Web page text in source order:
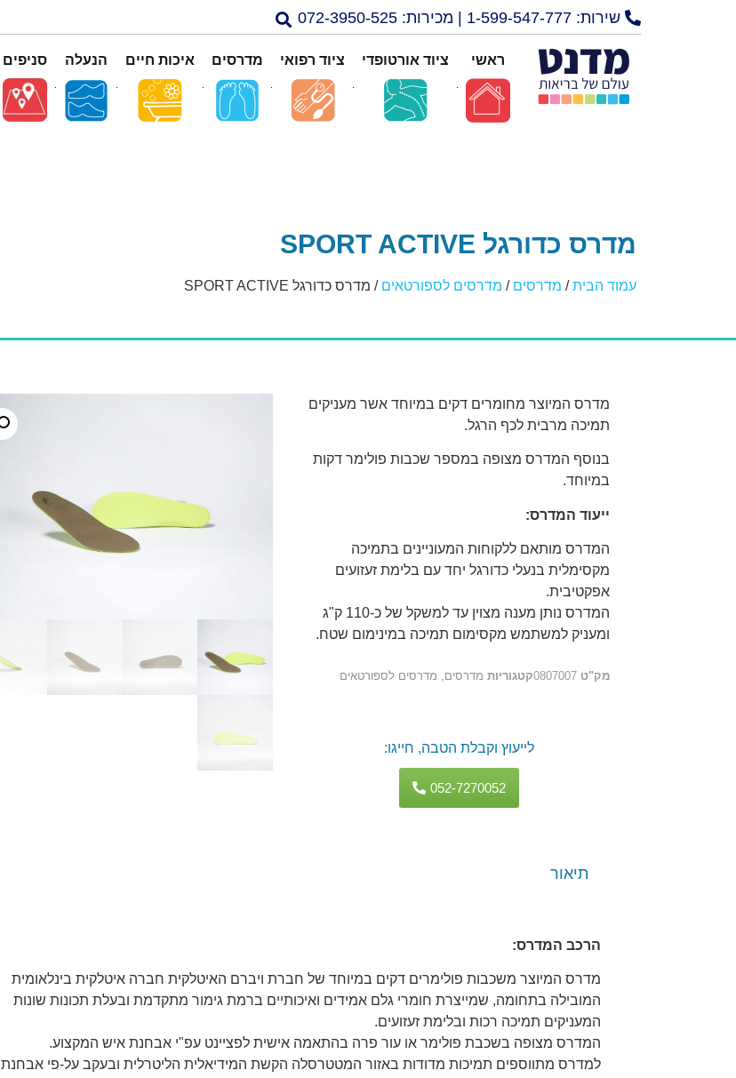
שירות: 1-599-547-777 | מכירות: 072-3950-525
ראשי ציוד אורטופדי ציוד רפואי מדרסים איכות חיים הנעלה סניפים
מדרס כדורגל SPORT ACTIVE
עמוד הבית/ מדרסים / מדרסים לספורטאים / מדרס כדורגל SPORT ACTIVE
מדרס המיוצר מחומרים דקים במיוחד אשר מעניקים
תמיכה מרבית לכף הרגל.
בנוסף המדרס מצופה במספר שכבות פולימר דקות
במיוחד.
ייעוד המדרס:
המדרס מותאם ללקוחות המעוניינים בתמיכה
מקסימלית בנעלי כדורגל יחד עם בלימת זעזועים
אפקטיבית.
המדרס נותן מענה מצוין עד למשקל של כ-110 ק"ג
ומעניק למשתמש מקסימום תמיכה במינימום שטח.
מק"ט 0807007קטגוריות מדרסים מדרסים לספורטאים
לייעוץ וקבלת הטבה, חייגו:
052-7270052
תיאור
הרכב המדרס:
מדרס המיוצר משכבות פולימרים דקים במיוחד של חברת ויברם האיטלקית חברה איטלקית בינלאומית
המובילה בתחומה, שמייצרת חומרי גלם אמידים ואיכותיים ברמת גימור מתקדמת ובעלת תכונות שונות
המעניקים תמיכה רכות ובלימת זעזועים.
המדרס מצופה בשכבת פולימר או עור פרה בהתאמה אישית לפציינט עפ"י אבחנת איש המקצוע.
למדרס מתווספים תמיכות מדודות באזור המטטרסלה הקשת המידיאלית הליטרלית ובעקב על-פי אבחנת